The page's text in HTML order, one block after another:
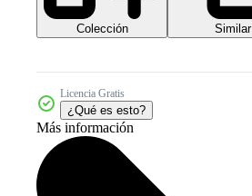
Colección Similar
Licencia Gratis
¿Qué es esto?
Más información